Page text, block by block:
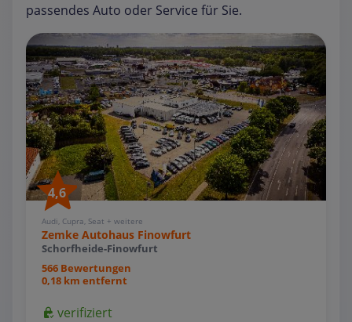
passendes Auto oder Service für Sie.
4,6
Audi, Cupra, Seat + weitere
Zemke Autohaus Finowfurt
Schorfheide-Finowfurt
566 Bewertungen
0,18 km entfernt
verifiziert